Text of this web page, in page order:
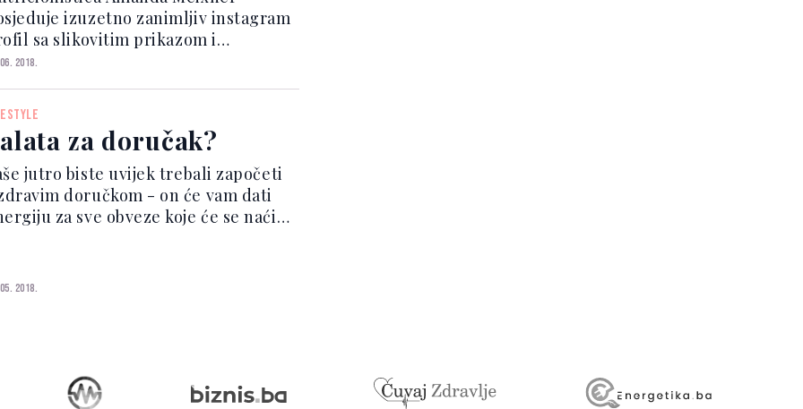
izuzetno zanimljiv instagram
sa slikovitim prikazom i
za zdravu prehranu.
kalorija, hrane na instagramu i
obroka i mnoga druga zani...
2018.
za doručak?
jutro biste uvijek trebali započeti
doručkom - on će vam dati
za sve obveze koje će se naći
savjeti ukoliko se na pauzi za
2018.